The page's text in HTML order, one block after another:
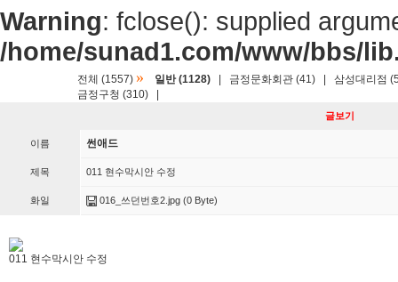
Warning: fclose(): supplied
/home/sunad1.com/www/bbs/
전체 (1557) » 일반 (1128) 금정문화회관 (41)
삼성대리점
금정구청 (310)
글보기
이름 썬애드
제목 011 현수막시안 수정
화일 016_쓰던번호2.jpg (0 Byte)
011 현수막시안 수정